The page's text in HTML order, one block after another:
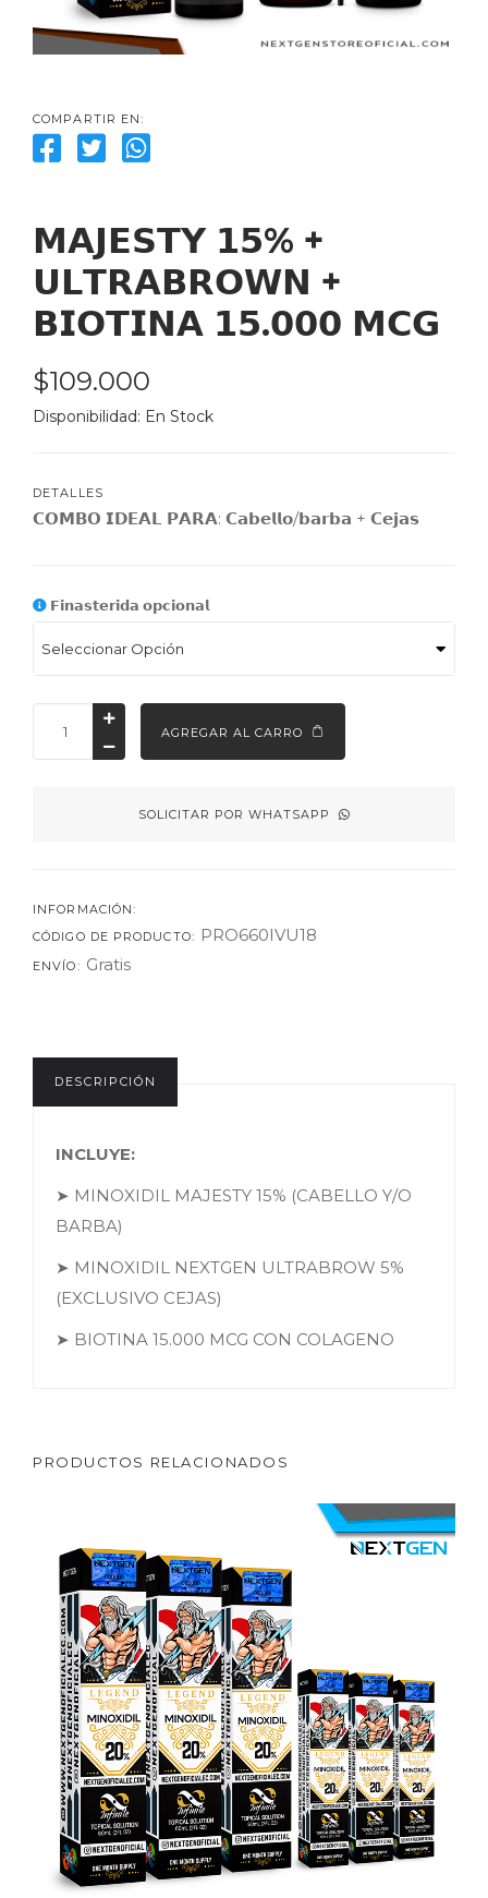
COMPARTIR EN:
𝗠𝗔𝗝𝗘𝗦𝗧𝗬 𝟭𝟱% +
𝗨𝗟𝗧𝗥𝗔𝗕𝗥𝗢𝗪𝗡 +
𝗕𝗜𝗢𝗧𝗜𝗡𝗔 𝟭𝟱.𝟬𝟬𝟬 𝗠𝗖𝗚
$109.000
Disponibilidad: En Stock
DETALLES
𝗖𝗢𝗠𝗕𝗢 𝗜𝗗𝗘𝗔𝗟 𝗣𝗔𝗥𝗔: 𝗖𝗮𝗯𝗲𝗹𝗹𝗼/𝗯𝗮𝗿𝗯𝗮 + 𝗖𝗲𝗷𝗮𝘀
𝗙𝗶𝗻𝗮𝘀𝘁𝗲𝗿𝗶𝗱𝗮 𝗼𝗽𝗰𝗶𝗼𝗻𝗮𝗹
AGREGAR AL CARRO
SOLICITAR POR WHATSAPP
INFORMACIÓN:
CÓDIGO DE PRODUCTO: PRO660IVU18
ENVÍO: Gratis
DESCRIPCIÓN
INCLUYE:
➤ MINOXIDIL MAJESTY 15% (CABELLO Y/O
BARBA)
➤ MINOXIDIL NEXTGEN ULTRABROW 5%
(EXCLUSIVO CEJAS)
➤ BIOTINA 15.000 MCG CON COLAGENO
PRODUCTOS RELACIONADOS